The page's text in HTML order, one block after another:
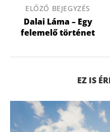
ELŐZŐ BEJEGYZÉS
Dalai Láma – Egy
felemelő történet
EZ IS